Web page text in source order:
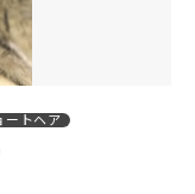
ートヘア